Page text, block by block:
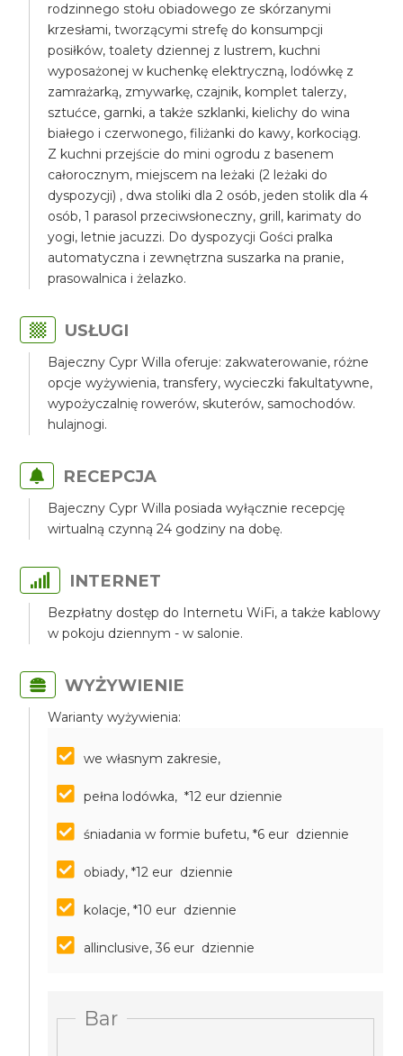
rodzinnego stołu obiadowego ze skórzanymi
krzesłami, tworzącymi strefę do konsumpcji
posiłków, toalety dziennej z lustrem, kuchni
wyposażonej w kuchenkę elektryczną, lodówkę z
zamrażarką, zmywarkę, czajnik, komplet talerzy,
sztućce, garnki, a także szklanki, kielichy do wina
białego i czerwonego, filiżanki do kawy, korkociąg.
Z kuchni przejście do mini ogrodu z basenem
całorocznym, miejscem na leżaki (2 leżaki do
dyspozycji) , dwa stoliki dla 2 osób, jeden stolik dla 4
osób, 1 parasol przeciwsłoneczny, grill, karimaty do
yogi, letnie jacuzzi. Do dyspozycji Gości pralka
automatyczna i zewnętrzna suszarka na pranie,
prasowalnica i żelazko.
USŁUGI
Bajeczny Cypr Willa oferuje: zakwaterowanie, różne
opcje wyżywienia, transfery, wycieczki fakultatywne,
wypożyczalnię rowerów, skuterów, samochodów.
hulajnogi.
RECEPCJA
Bajeczny Cypr Willa posiada wyłącznie recepcję
wirtualną czynną 24 godziny na dobę.
INTERNET
Bezpłatny dostęp do Internetu WiFi, a także kablowy
w pokoju dziennym - w salonie.
WYŻYWIENIE
Warianty wyżywienia:
we własnym zakresie,
pełna lodówka, *12 eur dziennie
śniadania w formie bufetu, *6 eur dziennie
obiady, *12 eur dziennie
kolacje, *10 eur dziennie
allinclusive, 36 eur dziennie
Bar